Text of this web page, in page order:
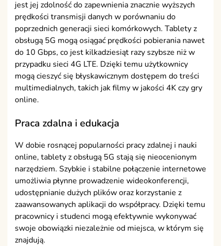
jest jej zdolność do zapewnienia znacznie wyższych
prędkości transmisji danych w porównaniu do
poprzednich generacji sieci komórkowych. Tablety z
obsługą 5G mogą osiągać prędkości pobierania nawet
do 10 Gbps, co jest kilkadziesiąt razy szybsze niż w
przypadku sieci 4G LTE. Dzięki temu użytkownicy
mogą cieszyć się błyskawicznym dostępem do treści
multimedialnych, takich jak filmy w jakości 4K czy gry
online.
Praca zdalna i edukacja
W dobie rosnącej popularności pracy zdalnej i nauki
online, tablety z obsługą 5G stają się nieocenionym
narzędziem. Szybkie i stabilne połączenie internetowe
umożliwia płynne prowadzenie wideokonferencji,
udostępnianie dużych plików oraz korzystanie z
zaawansowanych aplikacji do współpracy. Dzięki temu
pracownicy i studenci mogą efektywnie wykonywać
swoje obowiązki niezależnie od miejsca, w którym się
znajdują.